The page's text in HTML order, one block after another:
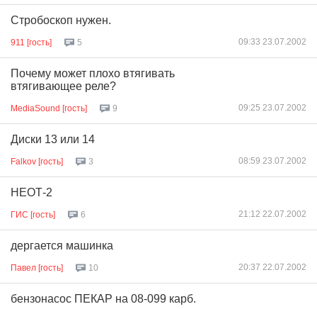
Стробоскоп нужен.
911 [гость] 5 09:33 23.07.2002
Почему может плохо втягивать
втягивающее реле?
MediaSound [гость] 9 09:25 23.07.2002
Диски 13 или 14
Falkov [гость] 3 08:59 23.07.2002
НЕОТ-2
ГИС [гость] 6 21:12 22.07.2002
дергается машинка
Павел [гость] 10 20:37 22.07.2002
бензонасос ПЕКАР на 08-099 карб.